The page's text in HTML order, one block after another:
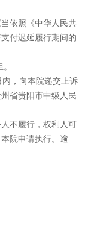
依照《中华人民共
付迟延履行期间的
，向本院递交上诉
省贵阳市中级人民
不履行，权利人可
院申请执行。逾